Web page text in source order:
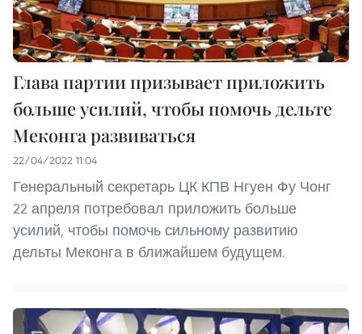
Глава партии призывает приложить
больше усилий, чтобы помочь дельте
Меконга развиваться
22/04/2022 11:04
Генеральный секретарь ЦК КПВ Нгуен Фу Чонг
22 апреля потребовал приложить больше
усилий, чтобы помочь сильному развитию
дельты Меконга в ближайшем будущем.